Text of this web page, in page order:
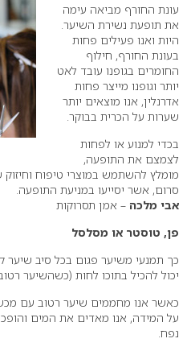
עונת החורף מביאה עימה
את תופעת נשירת השיער.
היות ואנו פעילים פחות
בעונת החורף, חילוף
החומרים בגופנו עובד לאט
יותר וגופנו מייצר פחות
אדרנלין, אנו מוצאים יותר
שערות על הכרית בבוקר.
בכדי למנוע או לפחות
לצמצם את התופעה,
מומלץ להשתמש במוצרי טיפוח וחיזוק
סרום, אשר יסייעו במניעת התופעה.
אבי מלכה – אמן תסרוקות
פן, טוסטר או מסלסל
כך תמנעי משיער פגום בכל סיב שיער
יכול להכיל בתוכו לחות (כשהשיער
כאשר אנו מחממים שיער רטוב עם
על המידה, אנו מאדים את המים
נפח.